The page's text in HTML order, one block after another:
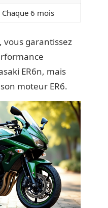
Chaque 6 mois
vous garantissez
ER6n, mais
moteur ER6.